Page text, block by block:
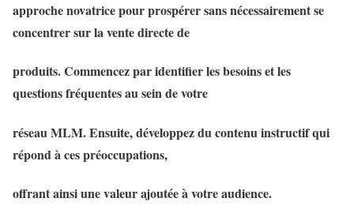
approche novatrice pour prospérer sans nécessairement se
concentrer sur la vente directe de
produits. Commencez par identifier les besoins et les
questions fréquentes au sein de votre
réseau MLM. Ensuite, développez du contenu instructif qui
répond à ces préoccupations,
offrant ainsi une valeur ajoutée à votre audience.